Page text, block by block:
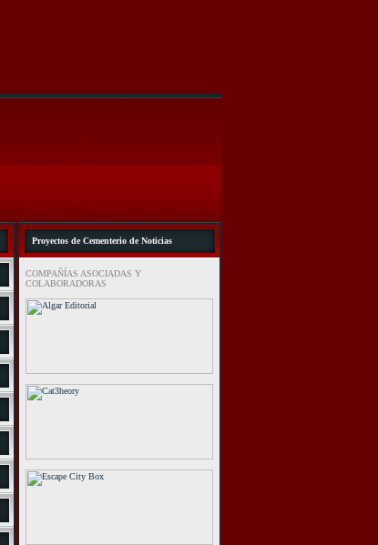
Proyectos de Cementerio de Noticias
COMPAÑÍAS ASOCIADAS Y
COLABORADORAS